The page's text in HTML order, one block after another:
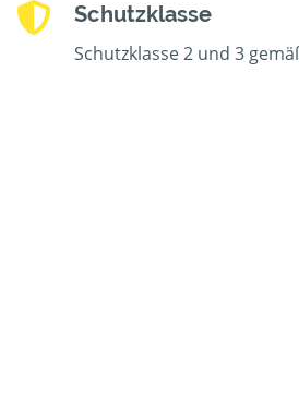
Schutzklasse
Schutzklasse 2 und 3